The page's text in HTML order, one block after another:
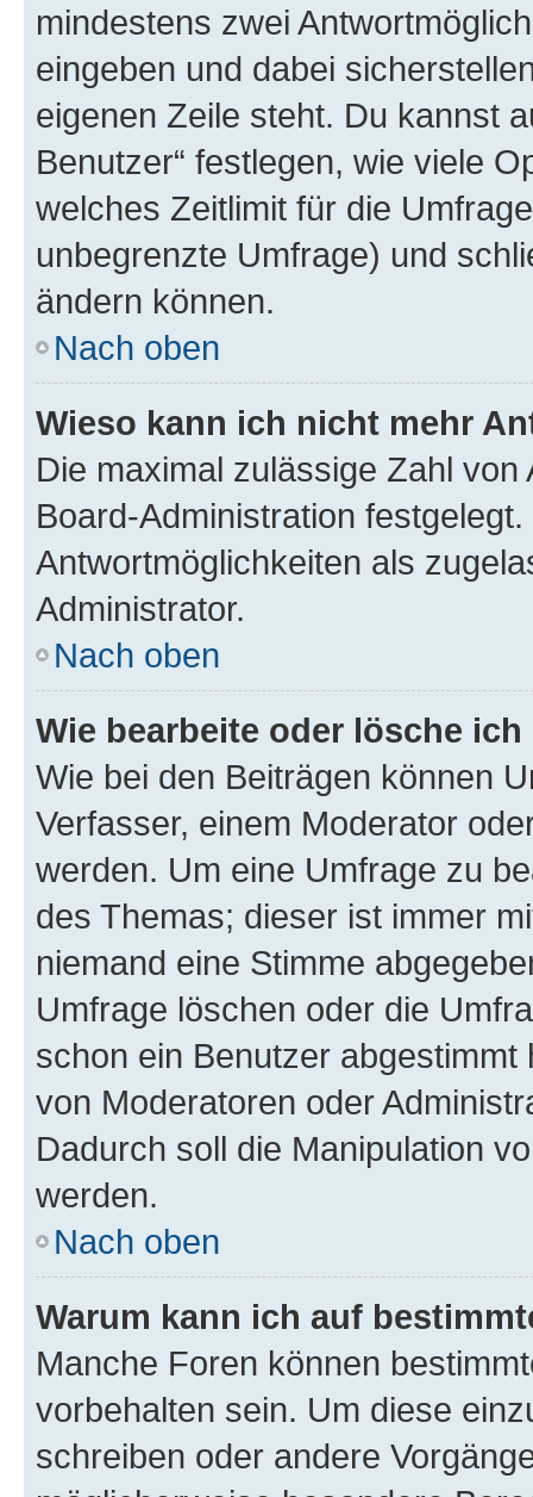
mindestens zwei
eingeben und dabei
eigenen Zeile steht. Du kannst
Benutzer“ festlegen, wie viele
welches Zeitlimit für die
unbegrenzte Umfrage) und
ändern können.
Nach oben
Wieso kann ich nicht mehr
Die maximal zulässige Zahl
Board-Administration
Antwortmöglichkeiten als
Administrator.
Nach oben
Wie bearbeite oder lösche
Wie bei den Beiträgen können
Verfasser, einem Moderator
werden. Um eine Umfrage zu
des Themas; dieser ist immer
niemand eine Stimme
Umfrage löschen oder die
schon ein Benutzer
von Moderatoren oder
Dadurch soll die Manipulation
werden.
Nach oben
Warum kann ich auf
Manche Foren können
vorbehalten sein. Um diese
schreiben oder andere